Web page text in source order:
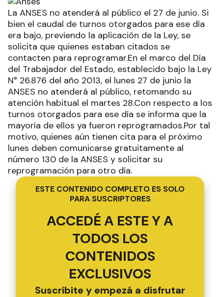
La ANSES no atenderá al público el 27 de junio. Si
bien el caudal de turnos otorgados para ese día
era bajo, previendo la aplicación de la Ley, se
solicita que quienes estaban citados se
contacten para reprogramar.En el marco del Día
del Trabajador del Estado, establecido bajo la Ley
N° 26.876 del año 2013, el lunes 27 de junio la
ANSES no atenderá al público, retomando su
atención habitual el martes 28.Con respecto a los
turnos otorgados para ese día se informa que la
mayoría de ellos ya fueron reprogramados.Por tal
motivo, quienes aún tienen cita para el próximo
lunes deben comunicarse gratuitamente al
número 130 de la ANSES y solicitar su
reprogramación para otro día.
ESTE CONTENIDO COMPLETO ES SOLO
PARA SUSCRIPTORES
ACCEDÉ A ESTE Y A
TODOS LOS
CONTENIDOS
EXCLUSIVOS
Suscribite y empezá a disfrutar